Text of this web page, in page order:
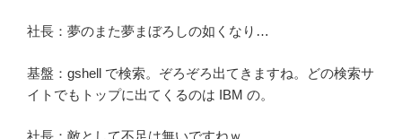
社長：夢のまた夢まぼろしの如くなり…
基盤：gshell で検索。ぞろぞろ出てきますね。どの検索サ
イトでもトップに出てくるのは IBM の。